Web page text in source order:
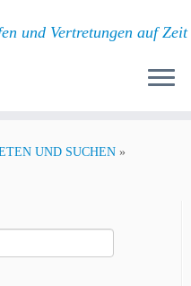
und Vertretungen auf Zeit
UND SUCHEN »